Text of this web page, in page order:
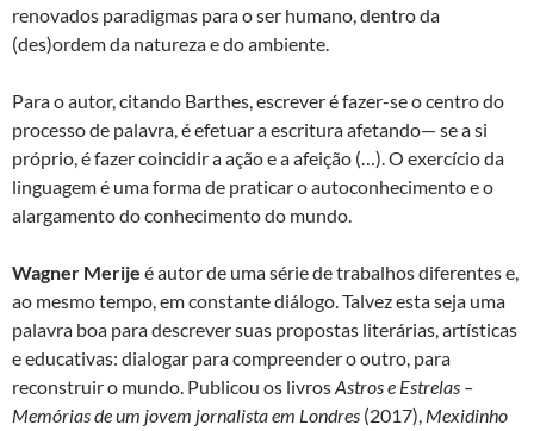
renovados paradigmas para o ser humano, dentro da
(des)ordem da natureza e do ambiente.
Para o autor, citando Barthes, escrever é fazer-se o centro do
processo de palavra, é efetuar a escritura afetando— se a si
próprio, é fazer coincidir a ação e a afeição (…). O exercício da
linguagem é uma forma de praticar o autoconhecimento e o
alargamento do conhecimento do mundo.
Wagner Merije é autor de uma série de trabalhos diferentes e,
ao mesmo tempo, em constante diálogo. Talvez esta seja uma
palavra boa para descrever suas propostas literárias, artísticas
e educativas: dialogar para compreender o outro, para
reconstruir o mundo. Publicou os livrosAstros e Estrelas –
Memórias de um jovem jornalista em Londres (2017), Mexidinho